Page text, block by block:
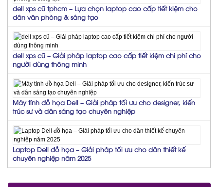
dell xps cũ tphcm – Lựa chọn laptop cao cấp tiết kiệm cho
dân văn phòng & sáng tạo
dell xps cũ – Giải pháp laptop cao cấp tiết kiệm chi phí cho
người dùng thông minh
Máy tính đồ họa Dell – Giải pháp tối ưu cho designer, kiến
trúc sư và dân sáng tạo chuyên nghiệp
Laptop Dell đồ họa – Giải pháp tối ưu cho dân thiết kế
chuyên nghiệp năm 2025